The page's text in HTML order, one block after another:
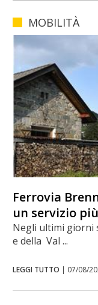
MOBILITÀ
Ferrovia
un servizio
Negli ultimi giorni
e della Val ...
LEGGI TUTTO | 07/08/